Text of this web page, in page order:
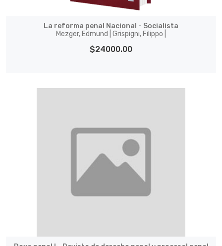
La reforma penal Nacional - Socialista
Mezger, Edmund | Grispigni, Filippo |
$24000.00